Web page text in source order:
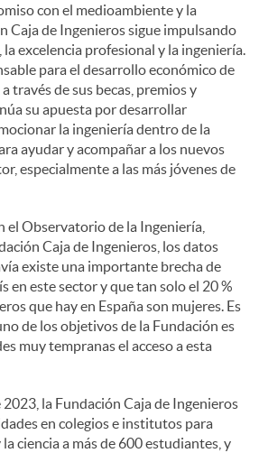
con el medioambiente y la
Caja de Ingenieros sigue impulsando
excelencia profesional y la ingeniería.
para el desarrollo económico de
través de sus becas, premios y
su apuesta por desarrollar
la ingeniería dentro de la
ayudar y acompañar a los nuevos
especialmente a las más jóvenes de
el Observatorio de la Ingeniería,
Caja de Ingenieros, los datos
existe una importante brecha de
en este sector y que tan solo el 20 %
que hay en España son mujeres. Es
de los objetivos de la Fundación es
muy tempranas el acceso a esta
2023, la Fundación Caja de Ingenieros
en colegios e institutos para
ciencia a más de 600 estudiantes, y